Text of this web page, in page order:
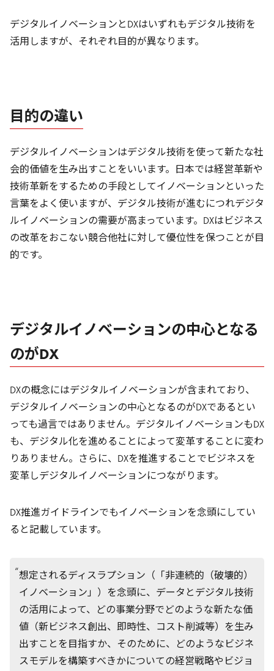
デジタルイノベーションとDXはいずれもデジタル技術を
活用しますが、それぞれ目的が異なります。
目的の違い
デジタルイノベーションはデジタル技術を使って新たな社
会的価値を生み出すことをいいます。日本では経営革新や
技術革新をするための手段としてイノベーションといった
言葉をよく使いますが、デジタル技術が進むにつれデジタ
ルイノベーションの需要が高まっています。DXはビジネス
の改革をおこない競合他社に対して優位性を保つことが目
的です。
デジタルイノベーションの中心となる
のがDX
DXの概念にはデジタルイノベーションが含まれており、
デジタルイノベーションの中心となるのがDXであるとい
っても過言ではありません。デジタルイノベーションもDX
も、デジタル化を進めることによって変革することに変わ
りありません。さらに、DXを推進することでビジネスを
変革しデジタルイノベーションにつながります。
DX推進ガイドラインでもイノベーションを念頭にしてい
ると記載しています。
想定されるディスラプション（「非連続的（破壊的）
イノベーション」）を念頭に、データとデジタル技術
の活用によって、どの事業分野でどのような新たな価
値（新ビジネス創出、即時性、コスト削減等）を生み
出すことを目指すか、そのために、どのようなビジネ
スモデルを構築すべきかについての経営戦略やビジョ